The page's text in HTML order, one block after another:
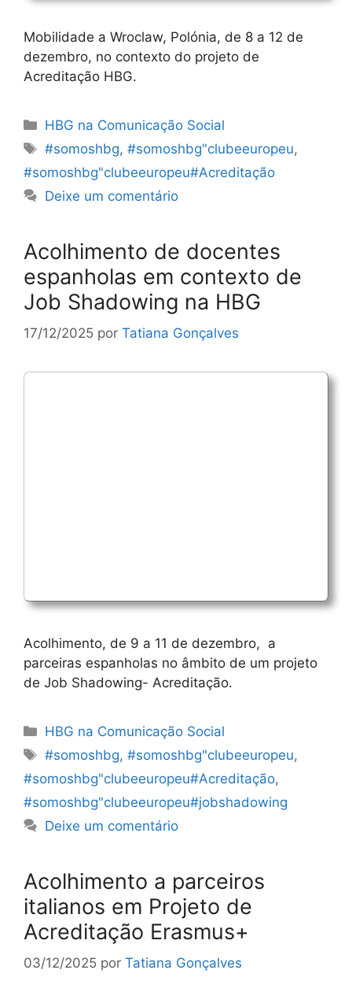
Mobilidade a Wroclaw, Polónia, de 8 a 12 de
dezembro, no contexto do projeto de
Acreditação HBG.
Categorias
HBG na Comunicação Social
Etiquetas
#somoshbg,#somoshbg"clubeeuropeu,
#somoshbg"clubeeuropeu#Acreditação
Deixe um comentário
Acolhimento de docentes
espanholas em contexto de
Job Shadowing na HBG
17/12/2025 por Tatiana Gonçalves
Acolhimento, de 9 a 11 de dezembro, a
parceiras espanholas no âmbito de um projeto
de Job Shadowing- Acreditação.
Categorias
HBG na Comunicação Social
Etiquetas
#somoshbg,#somoshbg"clubeeuropeu,
#somoshbg"clubeeuropeu#Acreditação,
#somoshbg"clubeeuropeu#jobshadowing
Deixe um comentário
Acolhimento a parceiros
italianos em Projeto de
Acreditação Erasmus+
03/12/2025 por Tatiana Gonçalves